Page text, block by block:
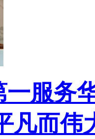
一服务
凡而伟